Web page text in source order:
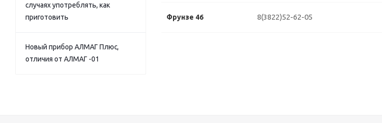
Фрунзе 46 8(3822)52-62-05
случаях употреблять, как
приготовить
Новый прибор АЛМАГ Плюс,
отличия от АЛМАГ -01